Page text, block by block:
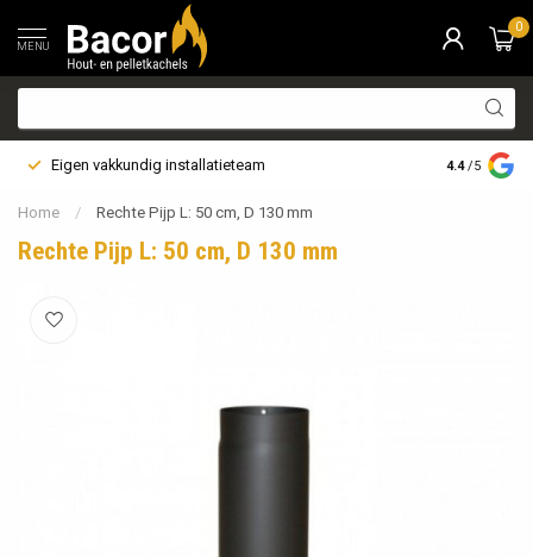
MENU
0
Eigen vakkundig installatieteam Bezorging
4.4 /5
Home / Rechte Pijp L: 50 cm, D 130 mm
Rechte Pijp L: 50 cm, D 130 mm